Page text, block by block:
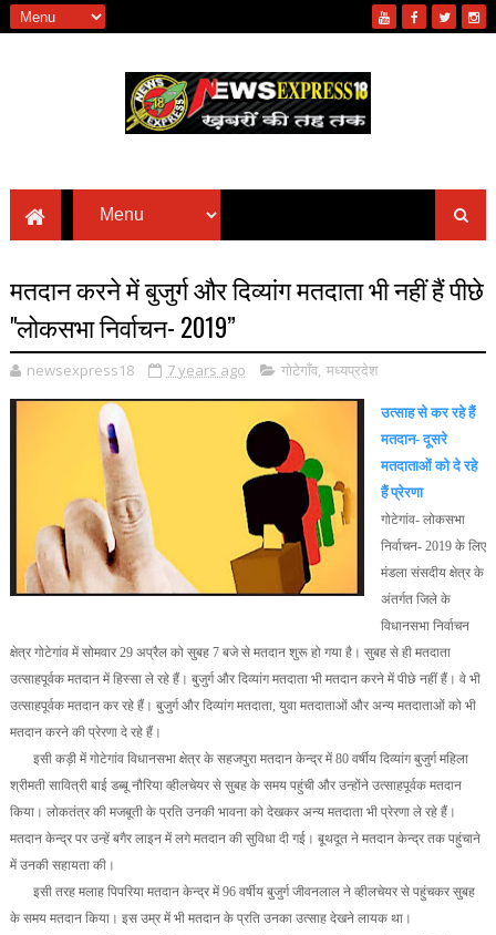
मतदान करने में बुजुर्ग और दिव्यांग मतदाता भी नहीं हैं पीछे
"लोकसभा निर्वाचन- 2019”
newsexpress18 7 years ago गोटेगाँव, मध्यप्रदेश
उत्साह से कर रहे हैं
मतदान- दूसरे
मतदाताओं को दे रहे
हैं प्रेरणा
गोटेगांव- लोकसभा
निर्वाचन- 2019 के लिए
मंडला संसदीय क्षेत्र के
अंतर्गत जिले के
विधानसभा निर्वाचन
क्षेत्र गोटेगांव में सोमवार 29 अप्रैल को सुबह 7 बजे से मतदान शुरू हो गया है। सुबह से ही मतदाता
उत्साहपूर्वक मतदान में हिस्सा ले रहे हैं। बुजुर्ग और दिव्यांग मतदाता भी मतदान करने में पीछे नहीं हैं। वे भी
उत्साहपूर्वक मतदान कर रहे हैं। बुजुर्ग और दिव्यांग मतदाता, युवा मतदाताओं और अन्य मतदाताओं को भी
मतदान करने की प्रेरणा दे रहे हैं।
इसी कड़ी में गोटेगांव विधानसभा क्षेत्र के सहजपुरा मतदान केन्द्र में 80 वर्षीय दिव्यांग बुजुर्ग महिला
श्रीमती सावित्री बाई डब्बू नौरिया व्हीलचेयर से सुबह के समय पहुंची और उन्होंने उत्साहपूर्वक मतदान
किया। लोकतंत्र की मजबूती के प्रति उनकी भावना को देखकर अन्य मतदाता भी प्रेरणा ले रहे हैं।
मतदान केन्द्र पर उन्हें बगैर लाइन में लगे मतदान की सुविधा दी गई। बूथदूत ने मतदान केन्द्र तक पहुंचाने
में उनकी सहायता की।
इसी तरह मलाह पिपरिया मतदान केन्द्र में 96 वर्षीय बुजुर्ग जीवनलाल ने व्हीलचेयर से पहुंचकर सुबह
के समय मतदान किया। इस उम्र में भी मतदान के प्रति उनका उत्साह देखने लायक था।